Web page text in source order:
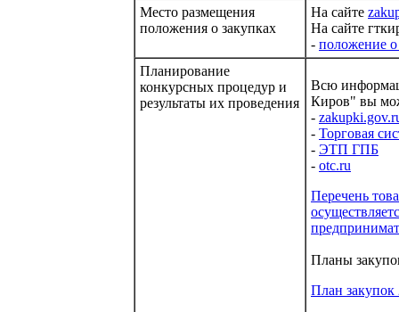
Место размещения
положения о закупках
На сайте
На сайте
- положение о
Планирование
конкурсных процедур и
результаты их проведения
Всю
Киров" вы
-
- Торговая
- ЭТП ГПБ
- otc.ru
Перечень
Планы
План закупок